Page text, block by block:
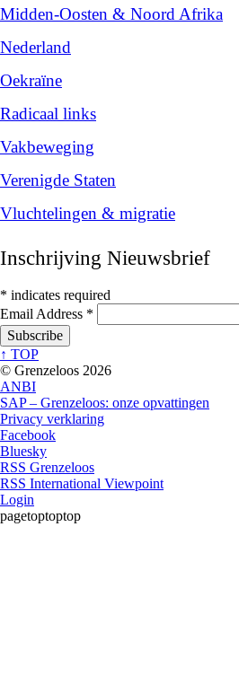
Midden-Oosten & Noord Afrika
Nederland
Oekraïne
Radicaal links
Vakbeweging
Verenigde Staten
Vluchtelingen & migratie
Inschrijving Nieuwsbrief
* indicates required
Email Address *
↑ TOP
© Grenzeloos 2026
ANBI
SAP – Grenzeloos: onze opvattingen
Privacy verklaring
Facebook
Bluesky
RSS Grenzeloos
RSS International Viewpoint
Login
pagetoptoptop